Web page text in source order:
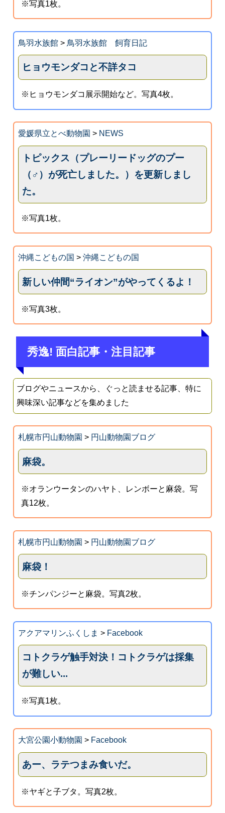
※写真1枚。
鳥羽水族館> 鳥羽水族館 飼育日記
ヒョウモンダコと不詳タコ
※ヒョウモンダコ展示開始など。写真4枚。
愛媛県立とべ動物園 > NEWS
トピックス（プレーリードッグのプー
（♂）が死亡しました。）を更新しまし
た。
※写真1枚。
沖縄こどもの国 > 沖縄こどもの国
新しい仲間“ライオン”がやってくるよ！
※写真3枚。
秀逸! 面白記事・注目記事
ブログやニュースから、ぐっと読ませる記事、特に
興味深い記事などを集めました
札幌市円山動物園 > 円山動物園ブログ
麻袋。
※オランウータンのハヤト、レンボーと麻袋。写
真12枚。
札幌市円山動物園 > 円山動物園ブログ
麻袋！
※チンパンジーと麻袋。写真2枚。
アクアマリンふくしま > Facebook
コトクラゲ触手対決！コトクラゲは採集
が難しい...
※写真1枚。
大宮公園小動物園 > Facebook
あー、ラテつまみ食いだ。
※ヤギと子ブタ。写真2枚。